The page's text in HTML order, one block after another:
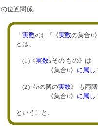
位置関係。
「 実数aは 『《実数の集合E
とは、
(1)《実数aその もの》は
《集合E》 に属し
(2)《aの隣の実数》 も両
《集合E》 に属し
ということ。